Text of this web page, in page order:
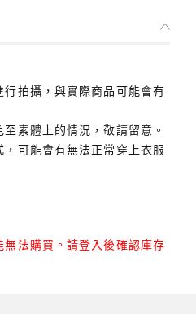
拍攝，與實際商品可能會有
素體上的情況，敬請留意。
可能會有無法正常穿上衣服
法購買。請登入後確認庫存